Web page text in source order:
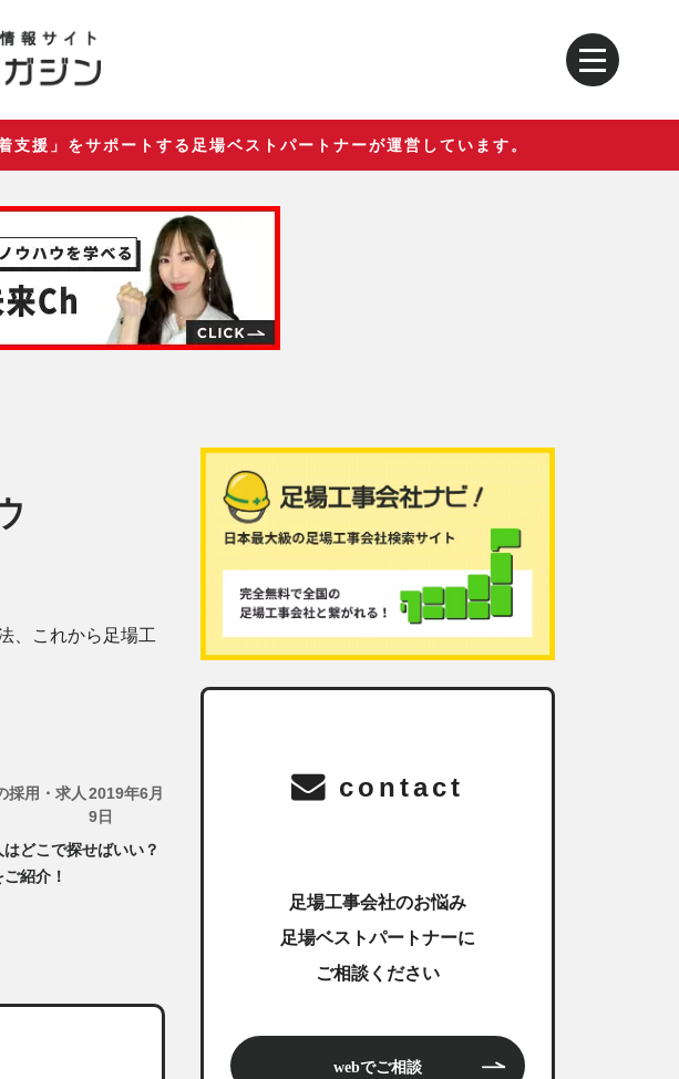
援」をサポートする足場ベストパートナーが運営しています。
、これから足場工
採用・求人2019年6月
9日
どこで探せばいい？
紹介！
contact
足場工事会社のお悩み
足場ベストパートナーに
ご相談ください
webでご相談